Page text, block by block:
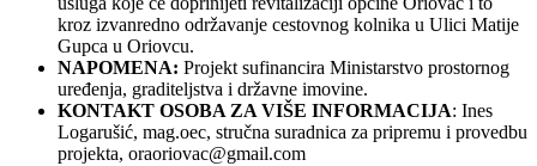
kroz izvanredno održavanje cestovnog kolnika u Ulici Matije
Gupca u Oriovcu.
NAPOMENA: Projekt sufinancira Ministarstvo prostornog
uređenja, graditeljstva i državne imovine.
KONTAKT OSOBA ZA VIŠE INFORMACIJA: Ines
Logarušić, mag.oec, stručna suradnica za pripremu i provedbu
projekta, oraoriovac@gmail.com